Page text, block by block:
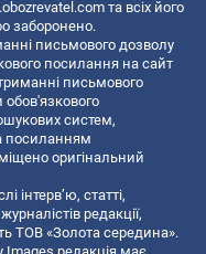
та всіх його
заборонено.
письмового дозволу
посилання на сайт
письмового
обов'язкового
систем,
посиланням
оригінальний
інтерв’ю, статті,
редакції,
ТОВ «Золота середина».